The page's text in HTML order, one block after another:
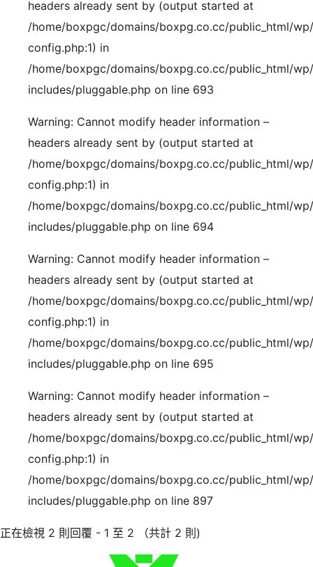
headers already sent by (output started at
/home/boxpgc/domains/boxpg.co.cc/public_html/
config.php:1) in
/home/boxpgc/domains/boxpg.co.cc/public_html/
includes/pluggable.php on line 693
Warning: Cannot modify header information –
headers already sent by (output started at
/home/boxpgc/domains/boxpg.co.cc/public_html/
config.php:1) in
/home/boxpgc/domains/boxpg.co.cc/public_html/
includes/pluggable.php on line 694
Warning: Cannot modify header information –
headers already sent by (output started at
/home/boxpgc/domains/boxpg.co.cc/public_html/
config.php:1) in
/home/boxpgc/domains/boxpg.co.cc/public_html/
includes/pluggable.php on line 695
Warning: Cannot modify header information –
headers already sent by (output started at
/home/boxpgc/domains/boxpg.co.cc/public_html/
config.php:1) in
/home/boxpgc/domains/boxpg.co.cc/public_html/
includes/pluggable.php on line 897
正在檢視 2 則回覆 - 1 至 2 （共計 2 則)